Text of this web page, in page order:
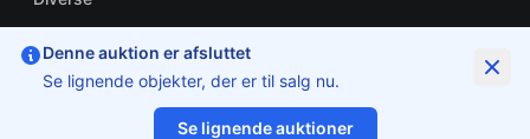
Denne auktion er afsluttet
Se lignende objekter, der er til salg nu.
Se lignende auktioner